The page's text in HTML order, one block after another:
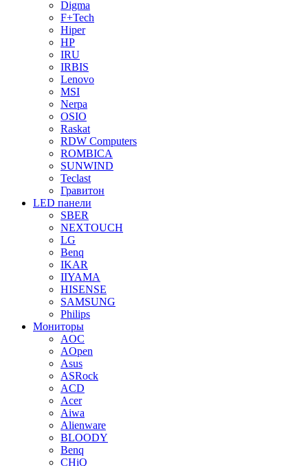
Digma
F+Tech
Hiper
HP
IRU
IRBIS
Lenovo
MSI
Nerpa
OSIO
Raskat
RDW Computers
ROMBICA
SUNWIND
Teclast
Гравитон
LED панели
SBER
NEXTOUCH
LG
Benq
IKAR
IIYAMA
HISENSE
SAMSUNG
Philips
Мониторы
AOC
AOpen
Asus
ASRock
ACD
Acer
Aiwa
Alienware
BLOODY
Benq
CHiQ